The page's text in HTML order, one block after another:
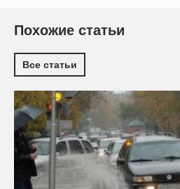
Похожие статьи
Все статьи